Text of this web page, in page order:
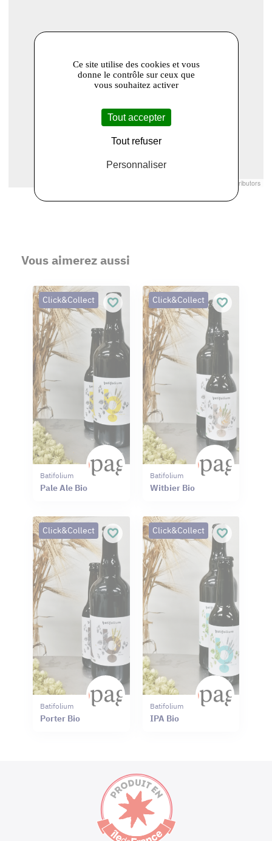
contributors
Vous aimerez aussi
Click&Collect
Batifolium
Pale Ale Bio
Click&Collect
Batifolium
Witbier Bio
Click&Collect
Batifolium
Porter Bio
Click&Collect
Batifolium
IPA Bio
Ce site utilise des cookies et vous
donne le contrôle sur ceux que
vous souhaitez activer
Tout accepter
Tout refuser
Personnaliser